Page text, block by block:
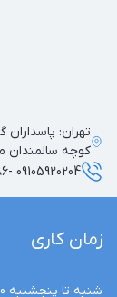
زمان کاری
تهران:
کوچه سالمندان
09105920204 -02126375186